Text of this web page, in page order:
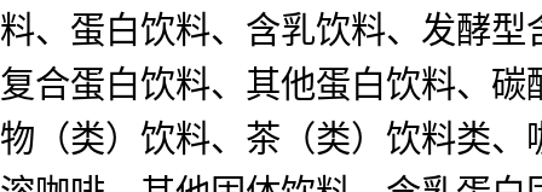
料、蛋白饮料、含乳饮料、发酵
复合蛋白饮料、其他蛋白饮料、
物（类）饮料、茶（类）饮料类